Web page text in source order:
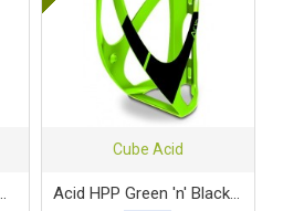
Παγουροθήκη
Cube Acid
Acid HPP Green 'n' Black Παγουροθήκη